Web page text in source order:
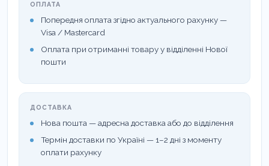
Переваги лікування за допомогою комплексу
ФотоСан
Діє миттєво
Не розвивається стійкість
Без побічних ефектів
Простий у використанні, не потребує великих
витрат часу
ОПЛАТА
Попередня оплата згідно актуального рахунку —
Visa / Mastercard
Оплата при отриманні товару у відділенні Нової
пошти
ДОСТАВКА
Нова пошта — адресна доставка або до відділення
Термін доставки по Україні — 1–2 дні з моменту
оплати рахунку